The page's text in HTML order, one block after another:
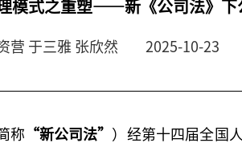
模式之重塑——新《公司法》下
营 于三雅 张欣然 2025-10-23
称 “新公司法” ）经第十四届全国